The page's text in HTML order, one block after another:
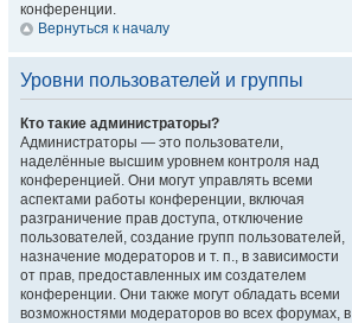
конференции.
Вернуться к началу
Уровни пользователей и группы
Кто такие администраторы?
Администраторы — это пользователи,
наделённые высшим уровнем контроля над
конференцией. Они могут управлять всеми
аспектами работы конференции, включая
разграничение прав доступа, отключение
пользователей, создание групп пользователей,
назначение модераторов и т. п., в зависимости
от прав, предоставленных им создателем
конференции. Они также могут обладать всеми
возможностями модераторов во всех форумах, в